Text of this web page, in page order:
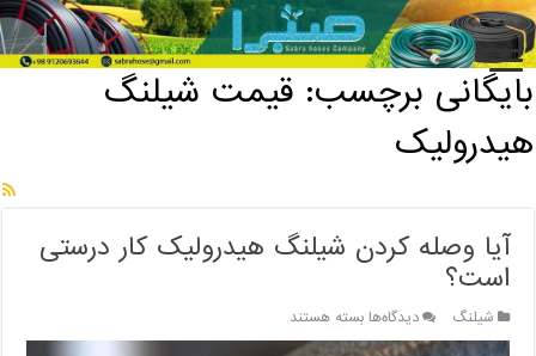
خانه / بایگانی برچسب: قیمت شیلنگ هیدرولیک
بایگانی برچسب:قیمت شیلنگ
هیدرولیک
آیا وصله کردن شیلنگ هیدرولیک کار درستی
است؟
شیلنگ دیدگاه‌هابرای
آیا
بسته هستند